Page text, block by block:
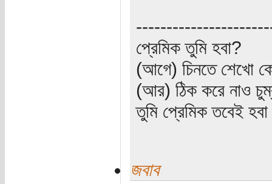
প্রেমিক তুমি হবা?
(আগে) চিনতে শেখো
(আর) ঠিক করে নাও
তুমি প্রেমিক তবেই
জবাব